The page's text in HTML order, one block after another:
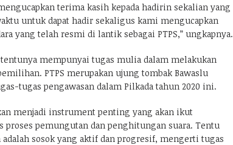
terima kasih kepada hadirin sekalian yang
untuk dapat hadir sekaligus kami mengucapkan
yang telah resmi di lantik sebagai PTPS,” ungkapnya.
tentunya mempunyai tugas mulia dalam melakukan
PTPS merupakan ujung tombak Bawaslu
tugas pengawasan dalam Pilkada tahun 2020 ini.
menjadi instrument penting yang akan ikut
proses pemungutan dan penghitungan suara. Tentu
adalah sosok yang aktif dan progresif, mengerti tugas